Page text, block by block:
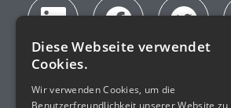
Diese Webseite verwendet
Cookies.
Wir verwenden Cookies, um die
Benutzerfreundlichkeit unserer Website zu